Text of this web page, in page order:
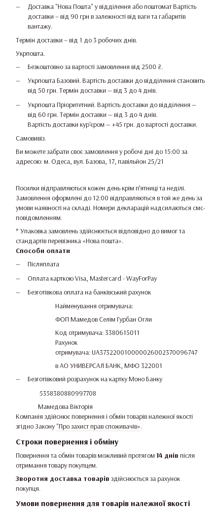
Доставка "Нова Пошта" у відділення або поштомат Вартість
доставки – від 90 грн в залежності від ваги та габаритів
вантажу.
Термін доставки – від 1 до 3 робочих днів.
Укрпошта.
Безкоштовно за вартості замовлення від 2500 ₴.
Укрпошта Базовий. Вартість доставки до відділення становить
від 50 грн. Термін доставки — від 3 до 4 днів.
Укрпошта Пріоритетний. Вартість доставки до відділення —
від 60 грн. Термін доставки — від 3 до 4 днів.
Вартість доставки кур'єром — +45 грн. до вартості доставки.
Самовивіз.
Ви можете забрати своє замовлення у робочі дні до 15:00 за
адресою: м. Одеса, вул. Базова, 17, павільйон 25/21
Посилки відправляються кожен день крім п’ятниці та неділі.
Замовлення оформлені до 12:00 відправляються в той же день за
умови наявності на складі. Номери декларацій надсилаються смс-
повідомленням.
* Упаковка замовлень здійснюється відповідно до вимог та
стандартів перевізника «Нова пошта».
Способи оплати
Післяплата
Оплата карткою Visa, Mastercard - WayForPay
Безготівкова оплата на банківський рахунок
Найменування отримувача:
ФОП Мамедов Селім Гурбан Огли
Код отримувача: 3380615011
Рахунок
отримувача: UA373220010000026002370096747
в АО УНИВЕРСАЛ БАНК, МФО 322001
Безготівковий розрахунок на картку Моно Банку
5358380880997708
Мамедова Вікторія
Компанія здійснює повернення і обмін товарів належної якості
згідно Закону "Про захист прав споживачів».
Строки повернення і обміну
Повернення та обмін товарів можливий протягом 14 днів після
отримання товару покупцем.
Зворотня доставка товарів здійснюється за рахунок
покупця.
Умови повернення для товарів належної якості